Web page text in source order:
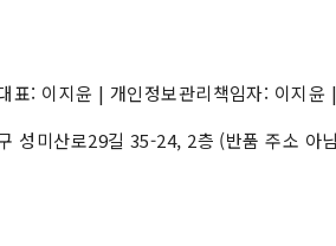
표: 이지윤 | 개인정보관리책임자: 이
성미산로29길 35-24, 2층 (반품 주소 아